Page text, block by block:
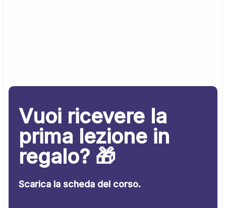
Vuoi ricevere la
prima lezione in
regalo? 🎁
Scarica la scheda del corso.